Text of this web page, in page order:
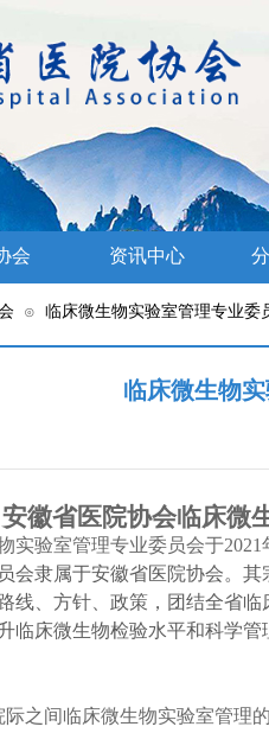
会 资讯中心
⊙ 临床微生物实验室管理专业委
临床微生物
安徽省医院协会临床微
实验室管理专业委员会于
会隶属于安徽省医院协会。
线、方针、政策，团结全省
临床微生物检验水平和科学
之间临床微生物实验室管理